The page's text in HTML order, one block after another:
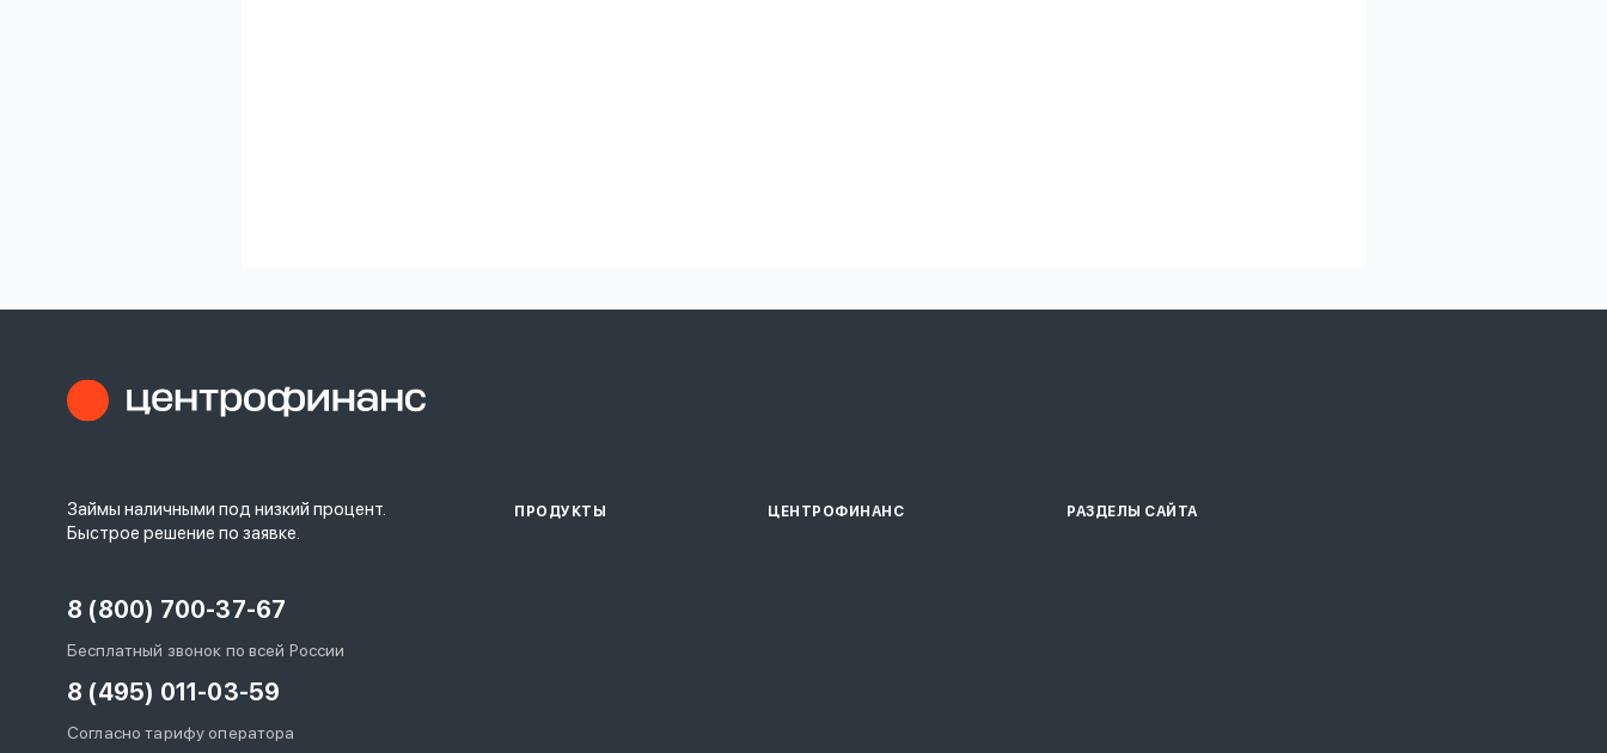
Займы наличными под низкий процент.
Быстрое решение по заявке.
8 (800) 700-37-67
Бесплатный звонок по всей России
8 (495) 011-03-59
Согласно тарифу оператора
ПРОДУКТЫ ЦЕНТРОФИНАНС РАЗДЕЛЫ САЙТА